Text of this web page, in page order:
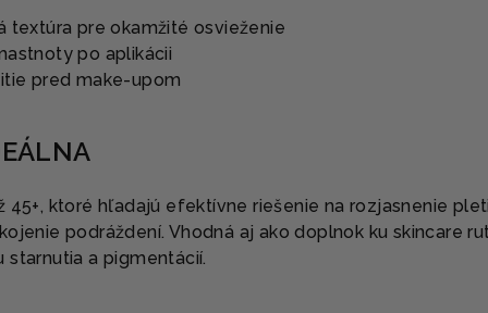
textúra pre okamžité osvieženie
po aplikácii
pred make-upom
45+, ktoré hľadajú efektívne riešenie na rozjasnenie
podráždení. Vhodná aj ako doplnok ku skincare
starnutia a pigmentácií.